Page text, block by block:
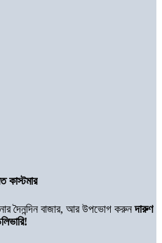
কাস্টমার
দৈনন্দিন বাজার, আর উপভোগ করুনদারুণ